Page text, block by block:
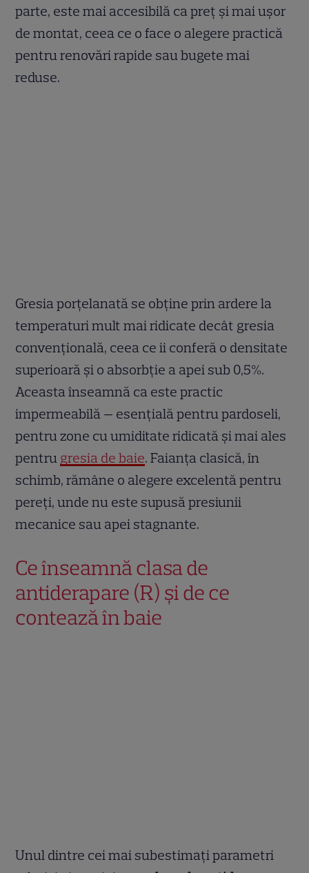
parte, este mai accesibilă ca preț și mai ușor
de montat, ceea ce o face o alegere practică
pentru renovări rapide sau bugete mai
reduse.
Gresia porțelanată se obține prin ardere la
temperaturi mult mai ridicate decât gresia
convențională, ceea ce ii conferă o densitate
superioară și o absorbție a apei sub 0,5%.
Aceasta înseamnă ca este practic
impermeabilă — esențială pentru pardoseli,
pentru zone cu umiditate ridicată și mai ales
pentru gresia de baie. Faianța clasică, în
schimb, rămâne o alegere excelentă pentru
pereți, unde nu este supusă presiunii
mecanice sau apei stagnante.
Ce înseamnă clasa de
antiderapare (R) și de ce
contează în baie
Unul dintre cei mai subestimați parametri